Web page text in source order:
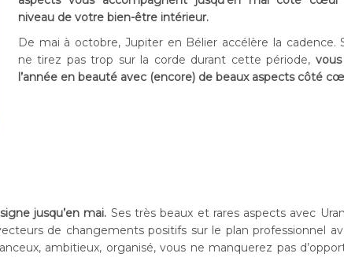
niveau de votre bien-être intérieur.
De mai à octobre, Jupiter en Bélier accélère la cadence.
ne tirez pas trop sur la corde durant cette période,
l’année en beauté avec (encore) de beaux aspects côté
jusqu’en mai. Ses très beaux et rares aspects avec
de changements positifs sur le plan professionnel
ambitieux, organisé, vous ne manquerez pas